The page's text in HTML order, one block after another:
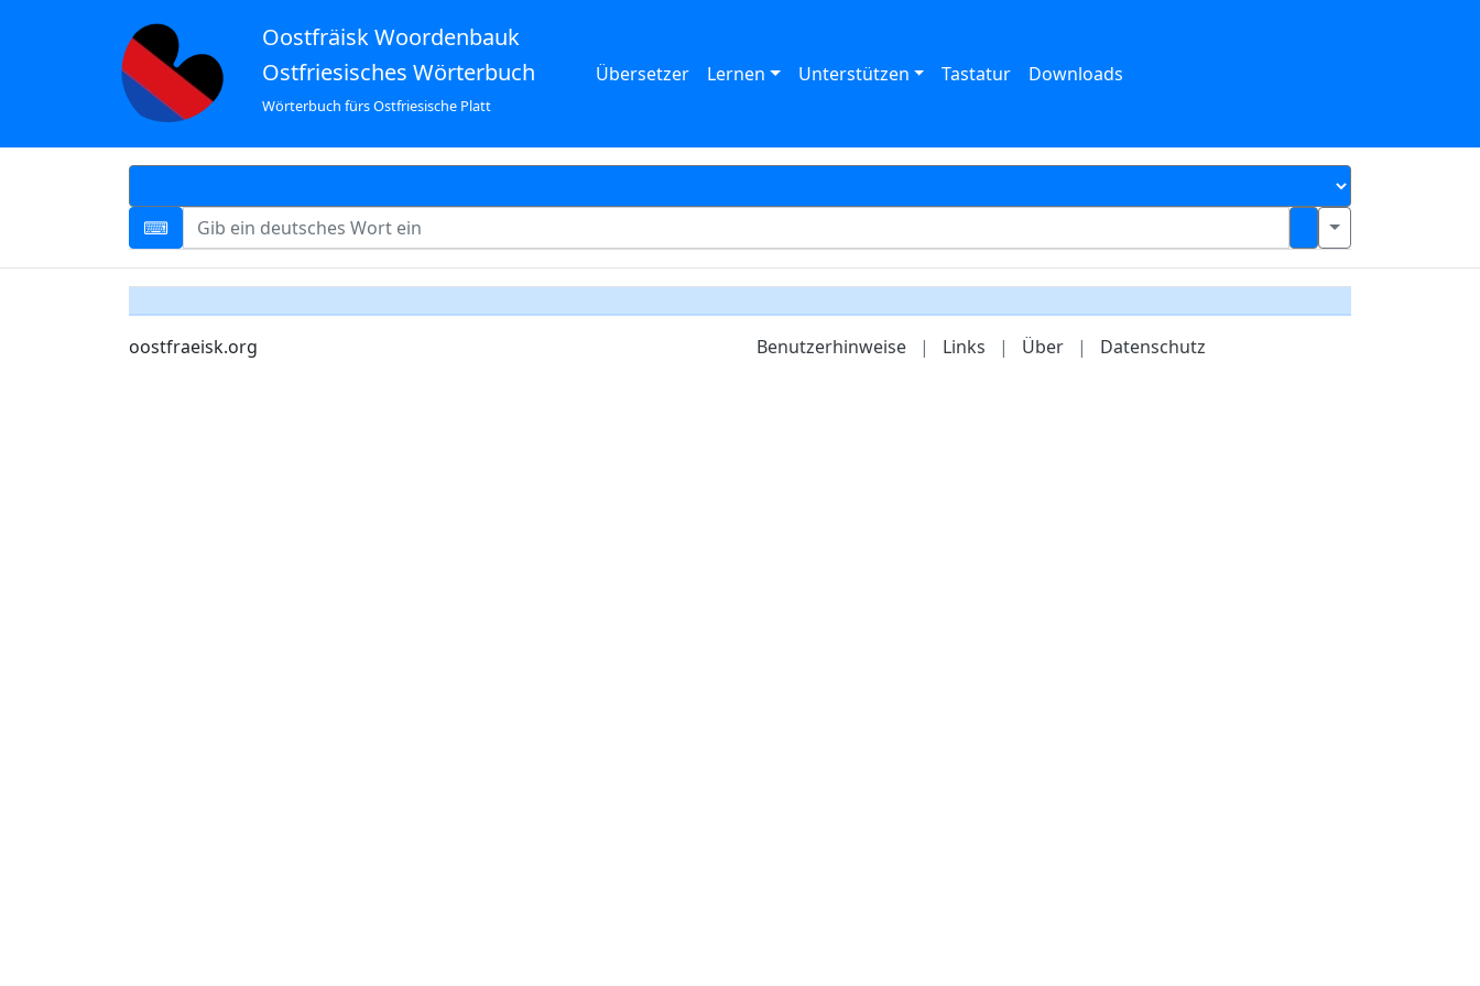
Oostfräisk Woordenbauk
Ostfriesisches Wörterbuch
Wörterbuch fürs Ostfriesische Platt
Übersetzer Lernen Unterstützen Tastatur Downloads
oostfraeisk.org Benutzerhinweise | Links | Über | Datenschutz